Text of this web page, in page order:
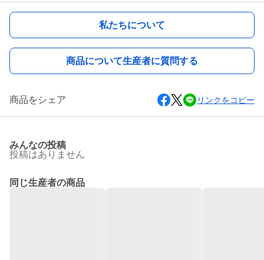
私たちについて
商品について生産者に質問する
商品をシェア リンクをコピー
みんなの投稿
投稿はありません
同じ生産者の商品